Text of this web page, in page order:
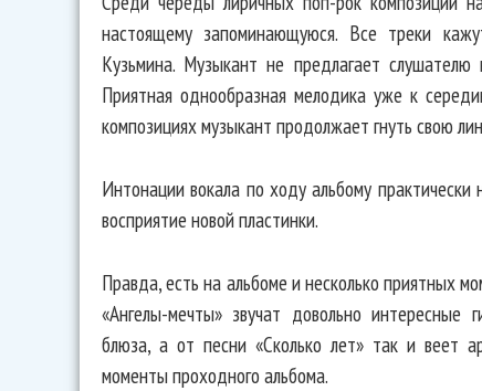
настоящему запоминающуюся. Все треки
Кузьмина. Музыкант не предлагает слушателю
Приятная однообразная мелодика уже к
композициях музыкант продолжает гнуть свою
Интонации вокала по ходу альбому
восприятие новой пластинки.
Правда, есть на альбоме и несколько приятных
«Ангелы-мечты» звучат довольно интересные
блюза, а от песни «Сколько лет» так и веет
моменты проходного альбома.